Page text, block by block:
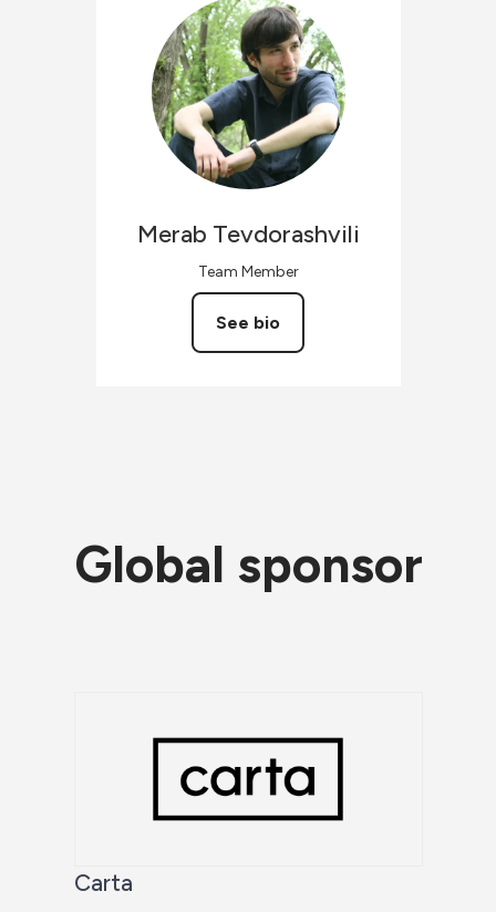
Merab Tevdorashvili
Team Member
See bio
Global sponsor
Carta